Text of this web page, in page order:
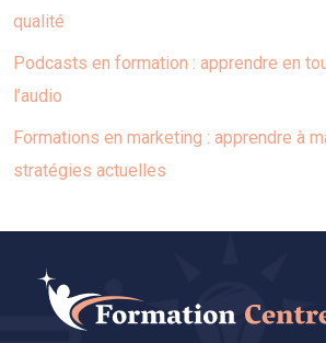
qualité
Podcasts en formation : apprendre en
l’audio
Formations en marketing : apprendre à
stratégies actuelles